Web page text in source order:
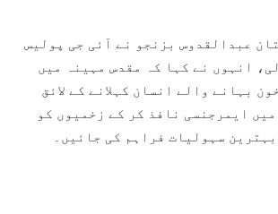
عبدالقدوس بزنجو نے آئی جی پولیس
انہوں نے کہا کہ مقدس مہینہ میں
بہانے والے انسان کہلانے کے لائق
ایمرجنسی نافذ کر کے زخمیوں کو
بہترین سہولیات فراہم کی جائیں۔